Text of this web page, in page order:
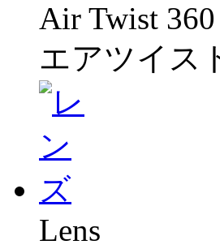
Air Twist 360
エアツイス
Lens